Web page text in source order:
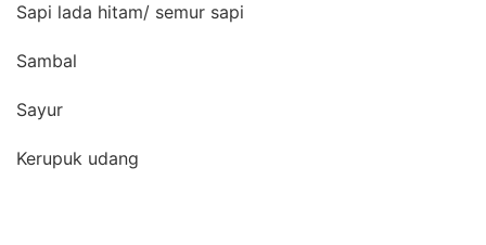
Sapi lada hitam/ semur sapi
Sambal
Sayur
Kerupuk udang